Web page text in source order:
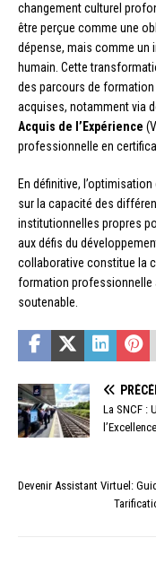
changement culturel
être perçue comme une
dépense, mais comme un
humain. Cette
des parcours de
acquises, notamment via
Acquis de l’Expérience
professionnelle en
En définitive,
sur la capacité des
institutionnelles propres
aux défis du
collaborative constitue la
formation professionnelle
soutenable.
La SNCF :
l’Excellence
Devenir Assistant Virtuel: